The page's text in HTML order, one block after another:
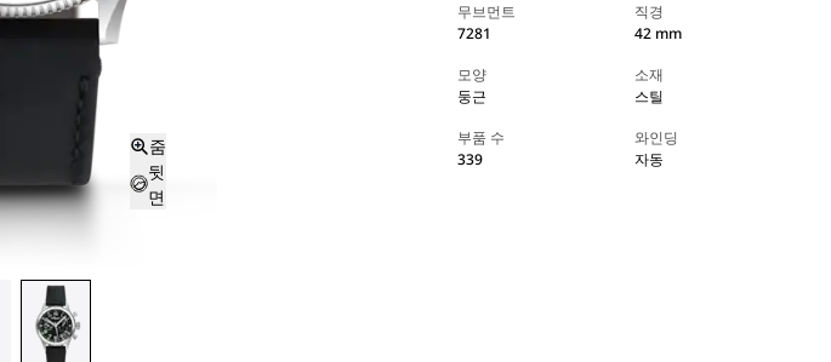
줌
뒷
면
무브먼트
7281
직경
42 mm
모양
둥근
소재
스틸
부품 수
339
와인딩
자동